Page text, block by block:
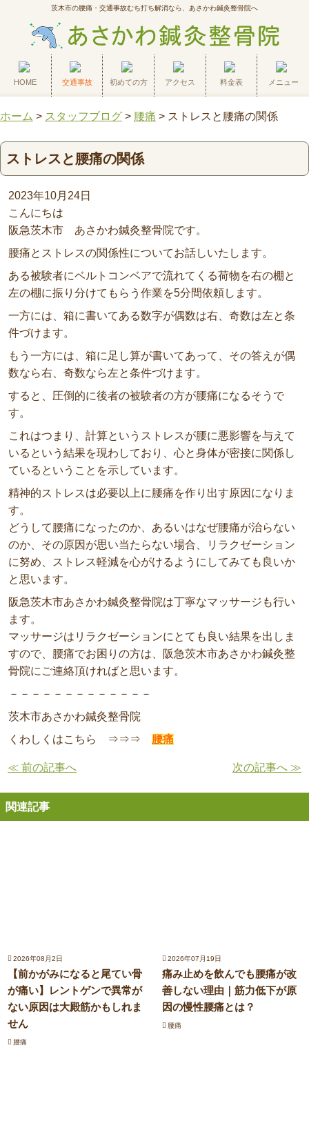
茨木市の腰痛・交通事故むち打ち解消なら、あさかわ鍼灸整骨院へ
HOME 交通事故 初めての方 アクセス 料金表 メニュー
ホーム > スタッフブログ > 腰痛 > ストレスと腰痛の関係
ストレスと腰痛の関係
2023年10月24日
こんにちは
阪急茨木市 あさかわ鍼灸整骨院です。
腰痛とストレスの関係性についてお話しいたします。
ある被験者にベルトコンベアで流れてくる荷物を右の棚と
左の棚に振り分けてもらう作業を5分間依頼します。
一方には、箱に書いてある数字が偶数は右、奇数は左と条
件づけます。
もう一方には、箱に足し算が書いてあって、その答えが偶
数なら右、奇数なら左と条件づけます。
すると、圧倒的に後者の被験者の方が腰痛になるそうで
す。
これはつまり、計算というストレスが腰に悪影響を与えて
いるという結果を現わしており、心と身体が密接に関係し
ているということを示しています。
精神的ストレスは必要以上に腰痛を作り出す原因になりま
す。
どうして腰痛になったのか、あるいはなぜ腰痛が治らない
のか、その原因が思い当たらない場合、リラクゼーション
に努め、ストレス軽減を心がけるようにしてみても良いか
と思います。
阪急茨木市あさかわ鍼灸整骨院は丁寧なマッサージも行い
ます。
マッサージはリラクゼーションにとても良い結果を出しま
すので、腰痛でお困りの方は、阪急茨木市あさかわ鍼灸整
骨院にご連絡頂ければと思います。
－－－－－－－－－－－－－
茨木市あさかわ鍼灸整骨院
くわしくはこちら ⇒⇒⇒ 腰痛
≪ 前の記事へ 次の記事へ ≫
関連記事
2026年08月2日
【前かがみになると尾てい骨
が痛い】レントゲンで異常が
ない原因は大殿筋かもしれま
せん
腰痛
2026年07月19日
痛み止めを飲んでも腰痛が改
善しない理由｜筋力低下が原
因の慢性腰痛とは？
腰痛